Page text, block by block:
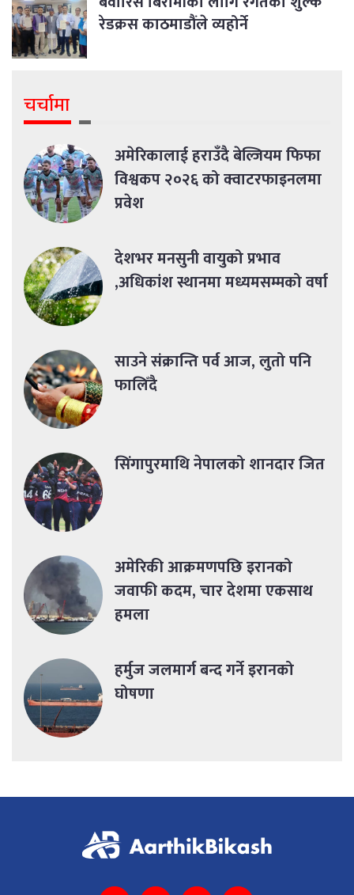
रेडक्रस काठमाडौंले व्यहोर्ने
चर्चामा
अमेरिकालाई हराउँदै बेल्जियम फिफा
विश्वकप २०२६ को क्वाटरफाइनलमा
प्रवेश
देशभर मनसुनी वायुको प्रभाव
,अधिकांश स्थानमा मध्यमसम्मको वर्षा
साउने संक्रान्ति पर्व आज, लुतो पनि
फालिँदै
सिंगापुरमाथि नेपालको शानदार जित
अमेरिकी आक्रमणपछि इरानको
जवाफी कदम, चार देशमा एकसाथ
हमला
हर्मुज जलमार्ग बन्द गर्ने इरानको
घोषणा